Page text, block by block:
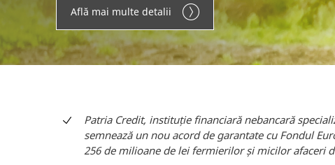
Află mai multe detalii
Patria Credit, instituție financiară nebancară
semnează un nou acord de garantate cu Fondul
256 de milioane de lei fermierilor și micilor afaceri